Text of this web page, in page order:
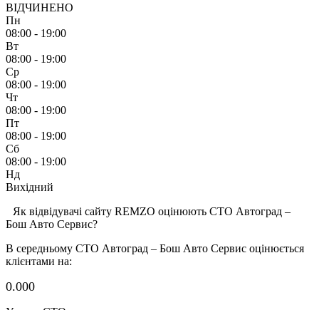
ВІДЧИНЕНО
Пн
08:00 - 19:00
Вт
08:00 - 19:00
Ср
08:00 - 19:00
Чт
08:00 - 19:00
Пт
08:00 - 19:00
Сб
08:00 - 19:00
Нд
Вихідний
Як відвідувачі сайту REMZO оцінюють СТО Автоград –
Бош Авто Сервис?
В середньому СТО Автоград – Бош Авто Сервис оцінюється
клієнтами на:
0.000